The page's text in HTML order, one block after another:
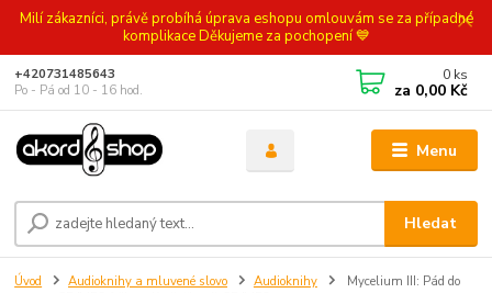
Milí zákazníci, právě probíhá úprava eshopu omlouvám se za případné
komplikace Děkujeme za pochopení 💙
Menu
Hledat
+420731485643
Po - Pá od 10 - 16 hod.
0 ks
za 0,00 Kč
Úvod Audioknihy a mluvené slovo Audioknihy
Mycelium III: Pád do